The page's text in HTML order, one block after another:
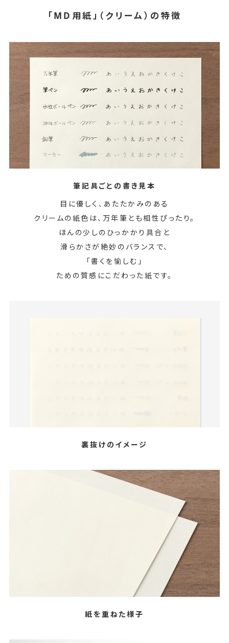
「MD用紙」（クリーム）の特徴
筆記具ごとの書き見本
目に優しく、あたたかみのある
クリームの紙色は、万年筆とも相性ぴったり。
ほんの少しのひっかかり具合と
滑らかさが絶妙のバランスで、
「書くを愉しむ」
ための質感にこだわった紙です。
裏抜けのイメージ
紙を重ねた様子